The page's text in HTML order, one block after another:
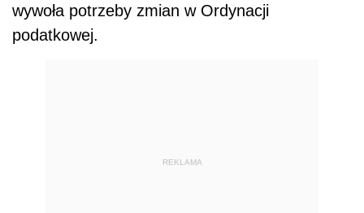
wywoła potrzeby zmian w Ordynacji
podatkowej.
REKLAMA